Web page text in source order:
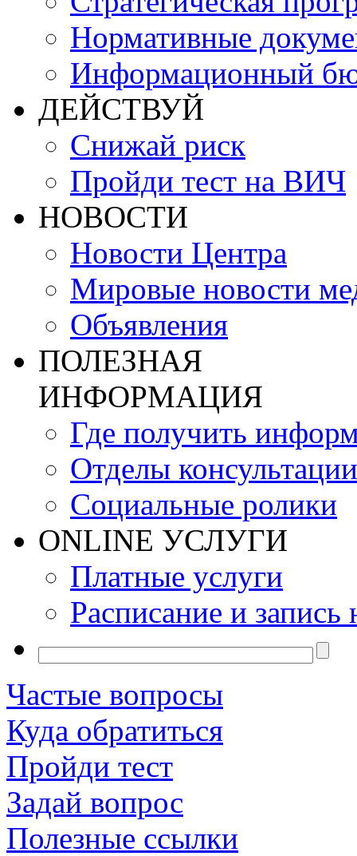
Нормативные
Информационный
ДЕЙСТВУЙ
Снижай риск
Пройди тест на ВИЧ
НОВОСТИ
Новости Центра
Мировые новости
Объявления
ПОЛЕЗНАЯ
ИНФОРМАЦИЯ
Где получить
Отделы консультации
Социальные ролики
ONLINE УСЛУГИ
Платные услуги
Расписание и запись
Частые вопросы
Куда обратиться
Пройди тест
Задай вопрос
Полезные ссылки